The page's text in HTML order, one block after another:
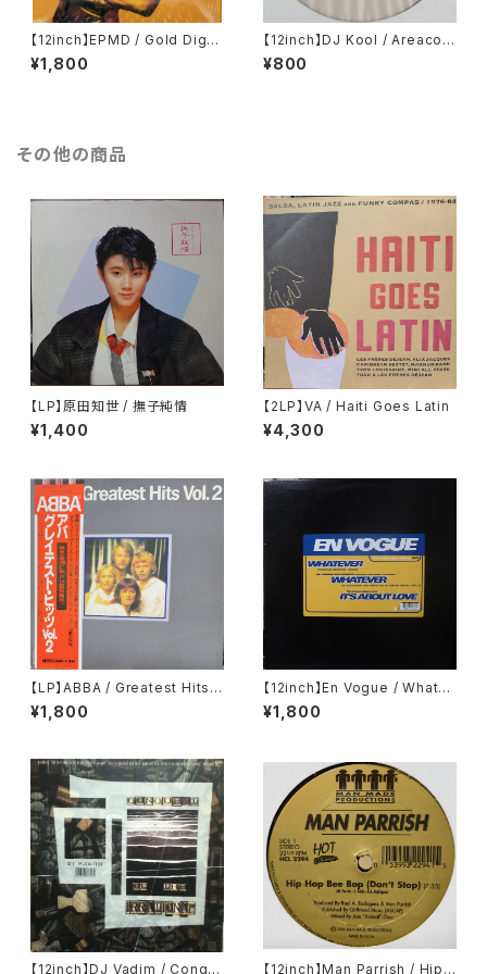
【12inch】EPMD / Gold Digg
er
¥1,800
【12inch】DJ Kool / Areacod
e
¥800
その他の商品
【LP】原田知世 / 撫子純情
¥1,400
【2LP】VA / Haiti Goes Latin
¥4,300
【LP】ABBA / Greatest Hits V
ol. 2
¥1,800
【12inch】En Vogue / Whatev
er (The Tumblin' Dice Rem
ixes)
¥1,800
【12inch】DJ Vadim / Conqu 【12inch】Man Parrish / Hip